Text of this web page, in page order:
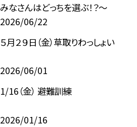
みなさんはどっちを選ぶ！？～
2026/06/22
５月２９日（金）草取りわっしょい
2026/06/01
1/16（金） 避難訓練
2026/01/16